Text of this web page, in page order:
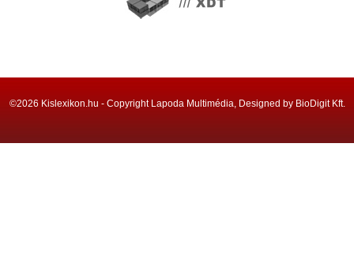
©2026 Kislexikon.hu - Copyright Lapoda Multimédia, Designed by BioDigit Kft.